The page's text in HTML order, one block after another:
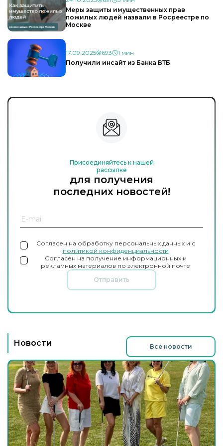
Меры защиты имущественных прав
пожилых людей назвали в Росреестре по
Москве
17.09.2025 693
1 мин
Получили инсайт из Банка ВТБ
Присоединяйтесь к нашей
рассылке
для получения
последних новостей!
Согласен на обработку персональных данных и с
политикой конфиденциальности
Согласен на получение информационных и
рекламных материалов по электронной почте
Отправить
Новости Все новости